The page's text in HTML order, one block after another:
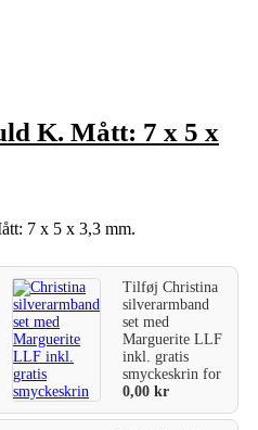
K. Mått: 7 x 5 x
7 x 5 x 3,3 mm.
TilføjChristina
silverarmband
set med
Marguerite LLF
inkl. gratis
smyckeskrinfor
0,00kr